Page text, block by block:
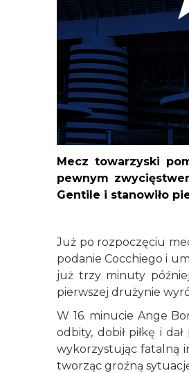
Mecz towarzyski
pewnym
Gentile i stanowiło
Już po rozpoczęciu
podanie Cocchiego i
już trzy minuty
pierwszej drużynie
W 16. minucie Ange
odbity, dobił piłkę i
wykorzystując fatalną
tworząc groźną